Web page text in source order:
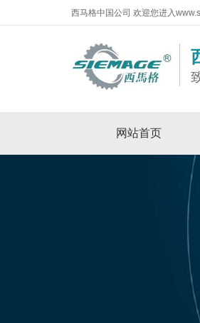
西马格中国公司 欢迎您进入
网站首页